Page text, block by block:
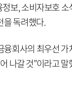
보, 소비자보호 소
을 독려했다.
회사의 최우선 가
나갈 것”이라고 말